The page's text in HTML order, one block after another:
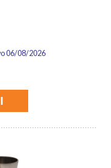
06/08/2026